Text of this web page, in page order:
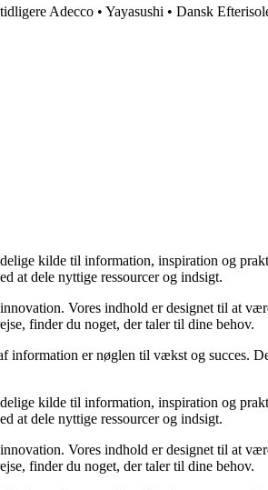
Adecco • Yayasushi • Dansk
kilde til information, inspiration og
at dele nyttige ressourcer og indsigt.
Vores indhold er designet til at
finder du noget, der taler til dine behov.
information er nøglen til vækst og succes.
kilde til information, inspiration og
at dele nyttige ressourcer og indsigt.
Vores indhold er designet til at
finder du noget, der taler til dine behov.